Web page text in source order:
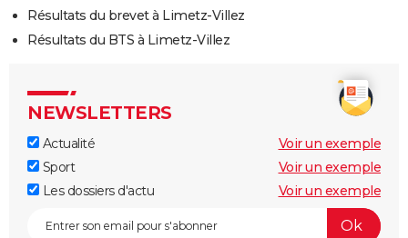
Résultats du brevet à Limetz-Villez
Résultats du BTS à Limetz-Villez
NEWSLETTERS
Actualité
Voir un exemple
Sport
Voir un exemple
Les dossiers d'actu
Voir un exemple